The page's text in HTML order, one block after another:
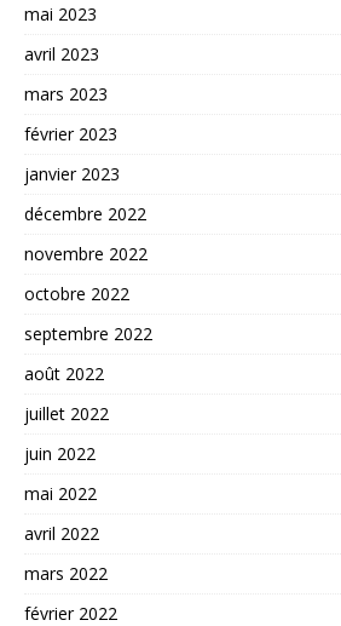
mai 2023
avril 2023
mars 2023
février 2023
janvier 2023
décembre 2022
novembre 2022
octobre 2022
septembre 2022
août 2022
juillet 2022
juin 2022
mai 2022
avril 2022
mars 2022
février 2022